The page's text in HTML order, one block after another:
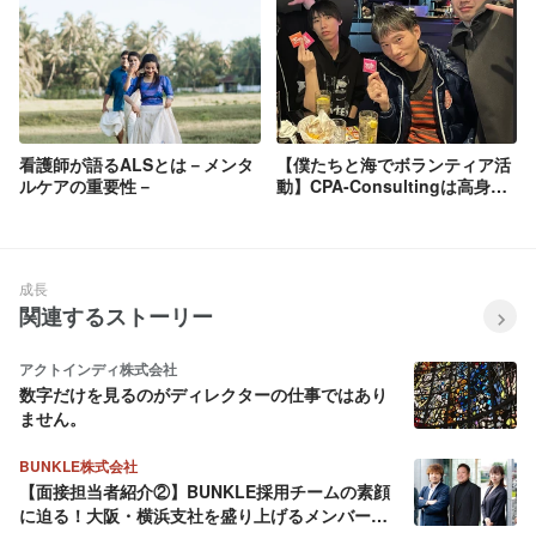
看護師が語るALSとは－メンタ
ルケアの重要性－
【僕たちと海でボランティア活
動】CPA-Consultingは高身
成長
関連するストーリー
アクトインディ株式会社
数字だけを見るのがディレクターの仕事ではあり
ません。
BUNKLE株式会社
【面接担当者紹介②】BUNKLE採用チームの素顔
に迫る！大阪・横浜支社を盛り上げるメンバーを